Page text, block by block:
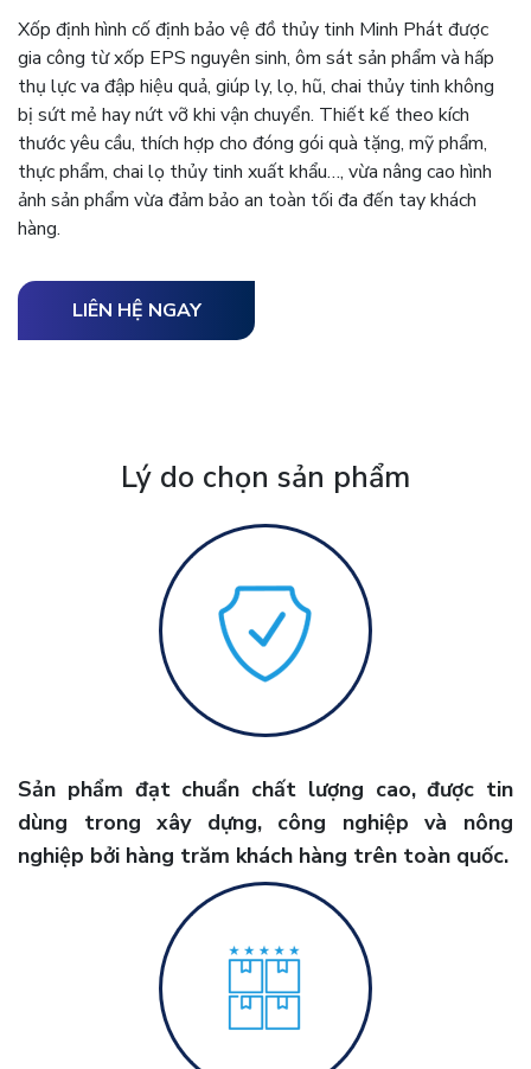
Xốp định hình cố định bảo vệ đồ thủy tinh Minh Phát được
gia công từ xốp EPS nguyên sinh, ôm sát sản phẩm và hấp
thụ lực va đập hiệu quả, giúp ly, lọ, hũ, chai thủy tinh không
bị sứt mẻ hay nứt vỡ khi vận chuyển. Thiết kế theo kích
thước yêu cầu, thích hợp cho đóng gói quà tặng, mỹ phẩm,
thực phẩm, chai lọ thủy tinh xuất khẩu…, vừa nâng cao hình
ảnh sản phẩm vừa đảm bảo an toàn tối đa đến tay khách
hàng.
LIÊN HỆ NGAY
Lý do chọn sản phẩm
Sản phẩm đạt chuẩn chất lượng cao, được tin
dùng trong xây dựng, công nghiệp và nông
nghiệp bởi hàng trăm khách hàng trên toàn quốc.